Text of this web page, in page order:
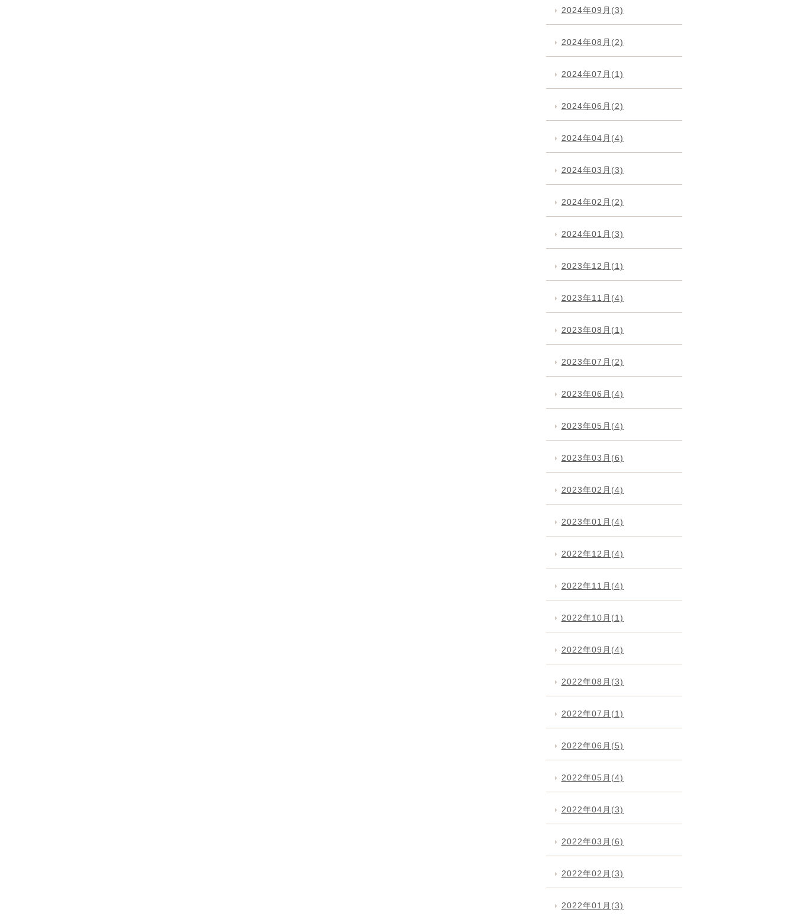
2024年09月(3)
2024年08月(2)
2024年07月(1)
2024年06月(2)
2024年04月(4)
2024年03月(3)
2024年02月(2)
2024年01月(3)
2023年12月(1)
2023年11月(4)
2023年08月(1)
2023年07月(2)
2023年06月(4)
2023年05月(4)
2023年03月(6)
2023年02月(4)
2023年01月(4)
2022年12月(4)
2022年11月(4)
2022年10月(1)
2022年09月(4)
2022年08月(3)
2022年07月(1)
2022年06月(5)
2022年05月(4)
2022年04月(3)
2022年03月(6)
2022年02月(3)
2022年01月(3)